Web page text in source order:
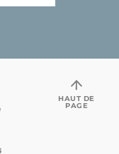
HAUT DE
PAGE